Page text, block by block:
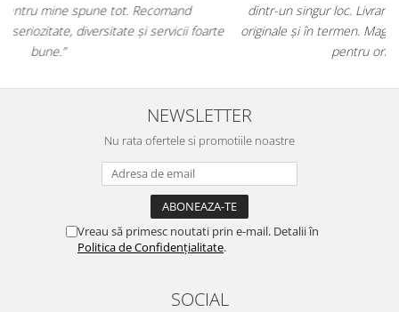
dintr-un singur loc. Livrarea a fost rapidă, iar produsele au fost
originale și în termen. Magazin serios, bine organizat și foarte util
NEWSLETTER
Nu rata ofertele si promotiile noastre
Vreau să primesc noutati prin e-mail. Detalii în
Politica de Confidențialitate.
SOCIAL